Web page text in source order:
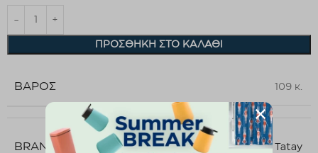
ΠΡΟΣΘΉΚΗ ΣΤΟ ΚΑΛΆΘΙ
ΒΆΡΟΣ 109 κ.
BRAND Tatay